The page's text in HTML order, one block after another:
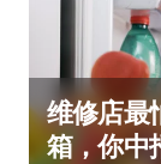
维修店最
箱，你中